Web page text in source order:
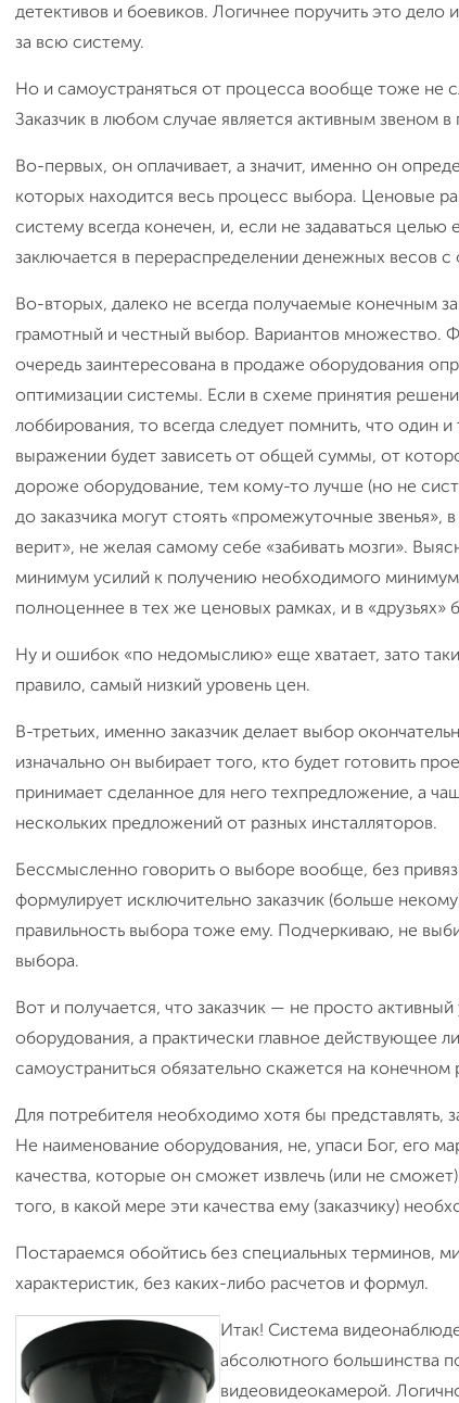
детективов и боевиков. Логичнее поручить это дело
за всю систему.
Но и самоустраняться от процесса вообще тоже не
Заказчик в любом случае является активным звеном
Во-первых, он оплачивает, а значит, именно он
которых находится весь процесс выбора. Ценовые
систему всегда конечен, и, если не задаваться
заключается в перераспределении денежных весов с
Во-вторых, далеко не всегда получаемые конечным
грамотный и честный выбор. Вариантов множество.
очередь заинтересована в продаже оборудования
оптимизации системы. Если в схеме принятия
лоббирования, то всегда следует помнить, что один
выражении будет зависеть от общей суммы, от
дороже оборудование, тем кому-то лучше (но не
до заказчика могут стоять «промежуточные звенья»,
верит», не желая самому себе «забивать мозги».
минимум усилий к получению необходимого
полноценнее в тех же ценовых рамках, и в «друзьях»
Ну и ошибок «по недомыслию» еще хватает, зато
правило, самый низкий уровень цен.
В-третьих, именно заказчик делает выбор
изначально он выбирает того, кто будет готовить
принимает сделанное для него техпредложение, а
нескольких предложений от разных инсталляторов.
Бессмысленно говорить о выборе вообще, без
формулирует исключительно заказчик (больше
правильность выбора тоже ему. Подчеркиваю, не
выбора.
Вот и получается, что заказчик — не просто
оборудования, а практически главное действующее
самоустраниться обязательно скажется на конечном
Для потребителя необходимо хотя бы представлять,
Не наименование оборудования, не, упаси Бог, его
качества, которые он сможет извлечь (или не
того, в какой мере эти качества ему (заказчику)
Постараемся обойтись без специальных терминов,
характеристик, без каких-либо расчетов и формул.
Итак! Система
абсолютного большинства
видеовидеокамерой.